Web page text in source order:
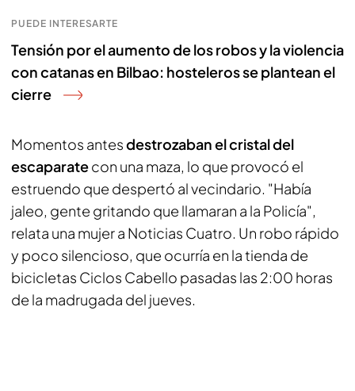
PUEDE INTERESARTE
Tensión por el aumento de los robos y la violencia
con catanas en Bilbao: hosteleros se plantean el
cierre
Momentos antesdestrozaban el cristal del
escaparatecon una maza, lo que provocó el
estruendo que despertó al vecindario. "Había
jaleo, gente gritando que llamaran a la Policía",
relata una mujer a Noticias Cuatro. Un robo rápido
y poco silencioso, que ocurría en la tienda de
bicicletas Ciclos Cabello pasadas las 2:00 horas
de la madrugada del jueves.